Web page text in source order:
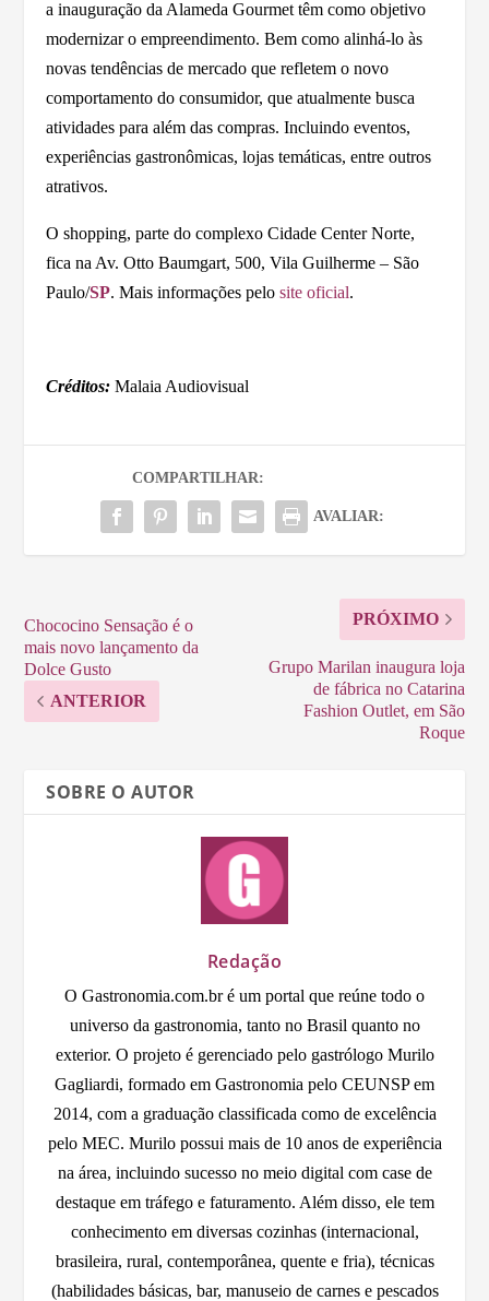
a inauguração da Alameda Gourmet têm como objetivo
modernizar o empreendimento. Bem como alinhá-lo às
novas tendências de mercado que refletem o novo
comportamento do consumidor, que atualmente busca
atividades para além das compras. Incluindo eventos,
experiências gastronômicas, lojas temáticas, entre outros
atrativos.
O shopping, parte do complexo Cidade Center Norte,
fica na Av. Otto Baumgart, 500, Vila Guilherme – São
Paulo/SP. Mais informações pelosite oficial.
Créditos: Malaia Audiovisual
COMPARTILHAR:
AVALIAR:
Chococino Sensação é o
mais novo lançamento da
Dolce Gusto
ANTERIOR
PRÓXIMO
Grupo Marilan inaugura loja
de fábrica no Catarina
Fashion Outlet, em São
Roque
SOBRE O AUTOR
Redação
O Gastronomia.com.br é um portal que reúne todo o
universo da gastronomia, tanto no Brasil quanto no
exterior. O projeto é gerenciado pelo gastrólogo Murilo
Gagliardi, formado em Gastronomia pelo CEUNSP em
2014, com a graduação classificada como de excelência
pelo MEC. Murilo possui mais de 10 anos de experiência
na área, incluindo sucesso no meio digital com case de
destaque em tráfego e faturamento. Além disso, ele tem
conhecimento em diversas cozinhas (internacional,
brasileira, rural, contemporânea, quente e fria), técnicas
(habilidades básicas, bar, manuseio de carnes e pescados